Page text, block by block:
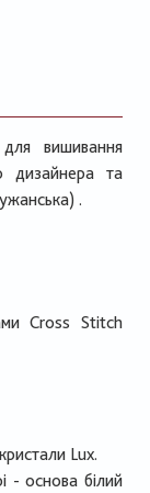
вишивання
дизайнера та
.
Cross Stitch
Lux.
- основа білий